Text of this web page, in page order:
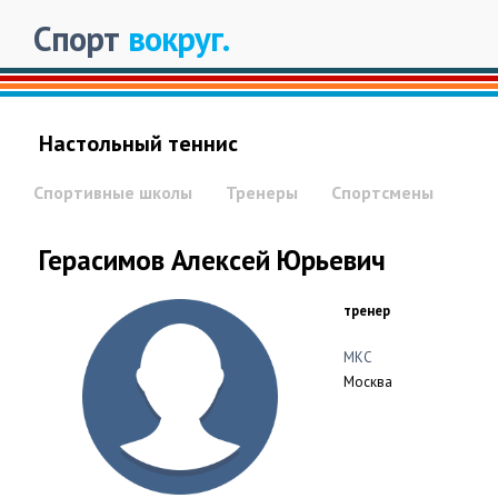
Спорт вокруг.
Настольный теннис
Спортивные школы Тренеры Спортсмены
Герасимов Алексей Юрьевич
тренер
МКС
Москва